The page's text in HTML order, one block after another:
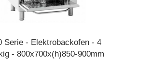
Serie - Elektrobackofen - 4
- 800x700x(h)850-900mm